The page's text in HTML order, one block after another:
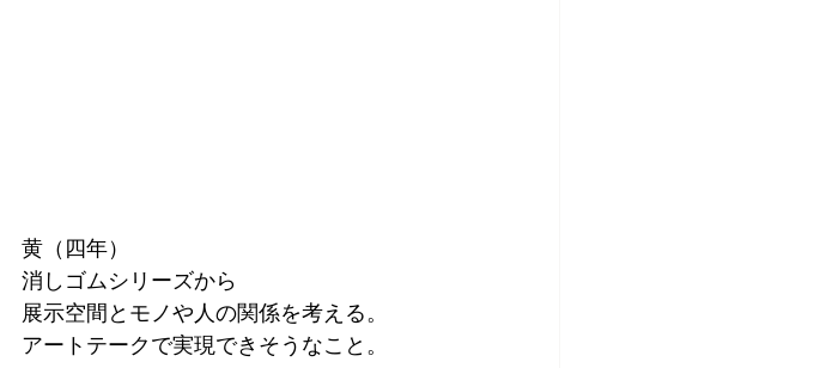
黄（四年）
消しゴムシリーズから
展示空間とモノや人の関係を考える。
アートテークで実現できそうなこと。